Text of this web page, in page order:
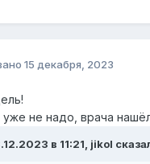
15 декабря, 2023
уже не надо, врача
в 11:21, jikol